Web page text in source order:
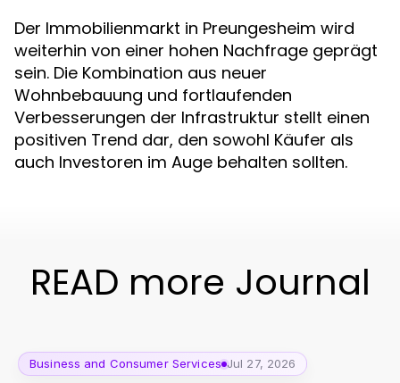
Der Immobilienmarkt in Preungesheim wird
weiterhin von einer hohen Nachfrage geprägt
sein. Die Kombination aus neuer
Wohnbebauung und fortlaufenden
Verbesserungen der Infrastruktur stellt einen
positiven Trend dar, den sowohl Käufer als
auch Investoren im Auge behalten sollten.
READ more Journal
Business and Consumer Services Jul 27, 2026